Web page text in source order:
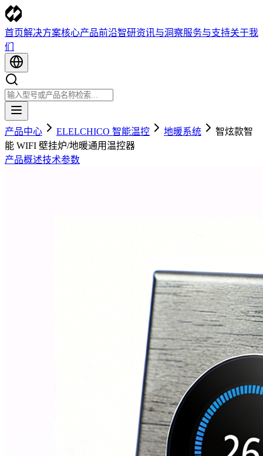
首页解决方案核心产品前沿智研资讯与洞察服务与支持关于我
们
产品中心 ELELCHICO 智能温控 地暖系统
智炫款智
能 WIFI 壁挂炉/地暖通用温控器
产品概述技术参数